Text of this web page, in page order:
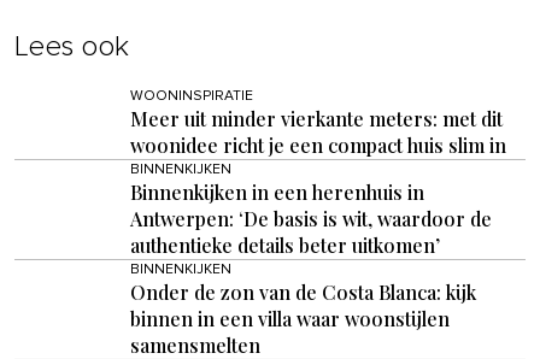
Lees ook
WOONINSPIRATIE
Meer uit minder vierkante meters: met dit
woonidee richt je een compact huis slim in
BINNENKIJKEN
Binnenkijken in een herenhuis in
Antwerpen: ‘De basis is wit, waardoor de
authentieke details beter uitkomen’
BINNENKIJKEN
Onder de zon van de Costa Blanca: kijk
binnen in een villa waar woonstijlen
samensmelten